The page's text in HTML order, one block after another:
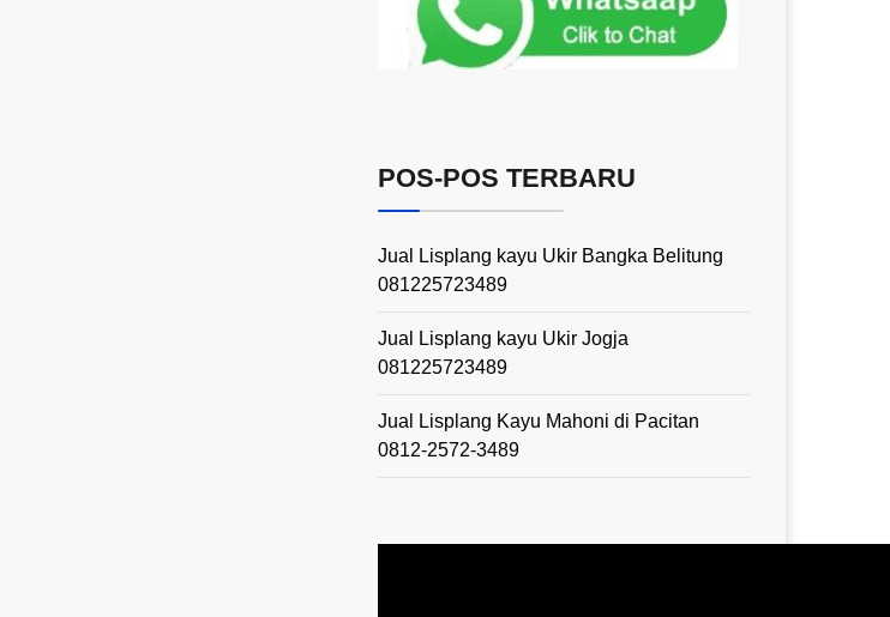
POS-POS TERBARU
Jual Lisplang kayu Ukir Bangka Belitung
081225723489
Jual Lisplang kayu Ukir Jogja
081225723489
Jual Lisplang Kayu Mahoni di Pacitan
0812-2572-3489